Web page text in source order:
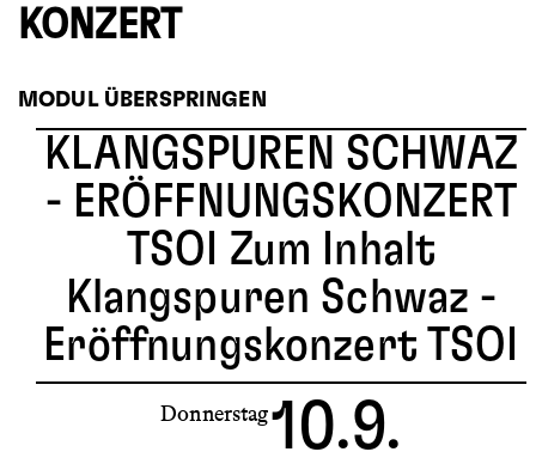
KONZERT
MODUL ÜBERSPRINGEN
KLANGSPUREN SCHWAZ
- ERÖFFNUNGSKONZERT
TSOI Zum Inhalt
Klangspuren Schwaz -
Eröffnungskonzert TSOI
Donnerstag10.9.